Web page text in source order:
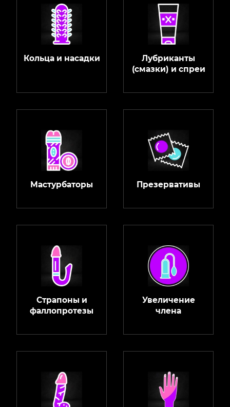
Кольца и насадки
Лубриканты
(смазки) и спреи
Мастурбаторы Презервативы
Страпоны и
фаллопротезы
Увеличение
члена